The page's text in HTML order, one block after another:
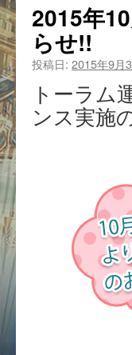
2015年
らせ!!
投稿日: 2015年9月
トーラム
ンス実施